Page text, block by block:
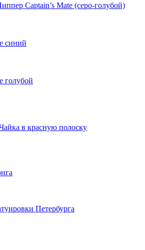
Captain’s Mate (серо-голубой)
синий
голубой
в красную полоску
Петербурга